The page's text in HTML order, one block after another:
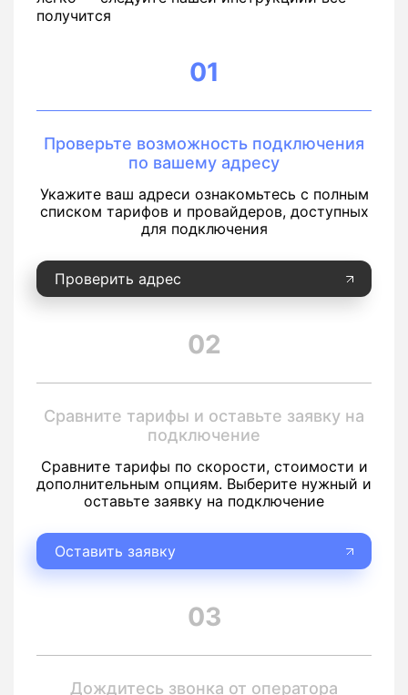
получится
01
Проверьте возможность подключения
по вашему адресу
Укажите ваш адреси ознакомьтесь с полным
списком тарифов и провайдеров, доступных
для подключения
Проверить адрес
02
Сравните тарифы и оставьте заявку на
подключение
Сравните тарифы по скорости, стоимости и
дополнительным опциям. Выберите нужный и
оставьте заявку на подключение
Оставить заявку
03
Дождитесь звонка от оператора